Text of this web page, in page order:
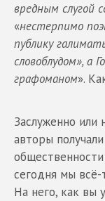
вредным слугой
«нестерпимо
публику
словоблудом», а
графоманом».
Заслуженно или
авторы
сегодня мы
На него, как вы